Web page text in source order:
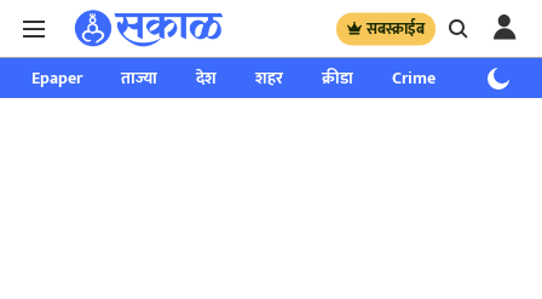
सबस्क्राईब
Epaper ताज्या देश शहर क्रीडा Crime साप्ताहिक